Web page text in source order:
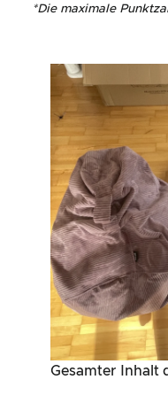
*Die maximale
Gesamter Inhalt